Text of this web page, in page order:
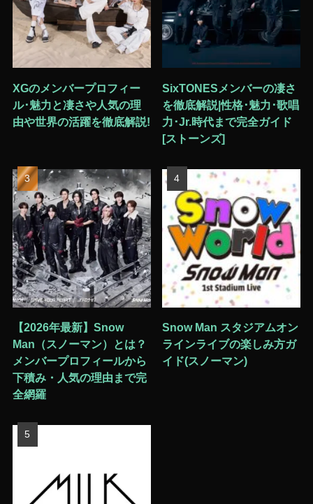
XGのメンバープロフィー
ル･魅力と凄さや人気の理
由や世界の活躍を徹底解説!
SixTONESメンバーの凄さ
を徹底解説|性格･魅力･歌唱
力･Jr.時代まで完全ガイド
[ストーンズ]
【2026年最新】Snow
Man（スノーマン）とは？
メンバープロフィールから
下積み・人気の理由まで完
全網羅
Snow Man スタジアムオン
ラインライブの楽しみ方ガ
イド(スノーマン)